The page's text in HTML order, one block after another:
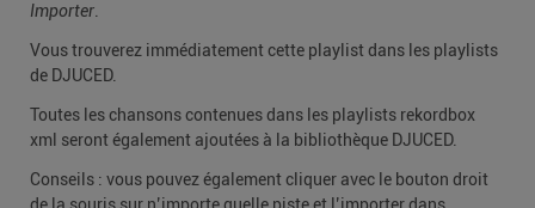
Importer.
Vous trouverez immédiatement cette playlist dans les playlists
de DJUCED.
Toutes les chansons contenues dans les playlists rekordbox
xml seront également ajoutées à la bibliothèque DJUCED.
Conseils : vous pouvez également cliquer avec le bouton droit